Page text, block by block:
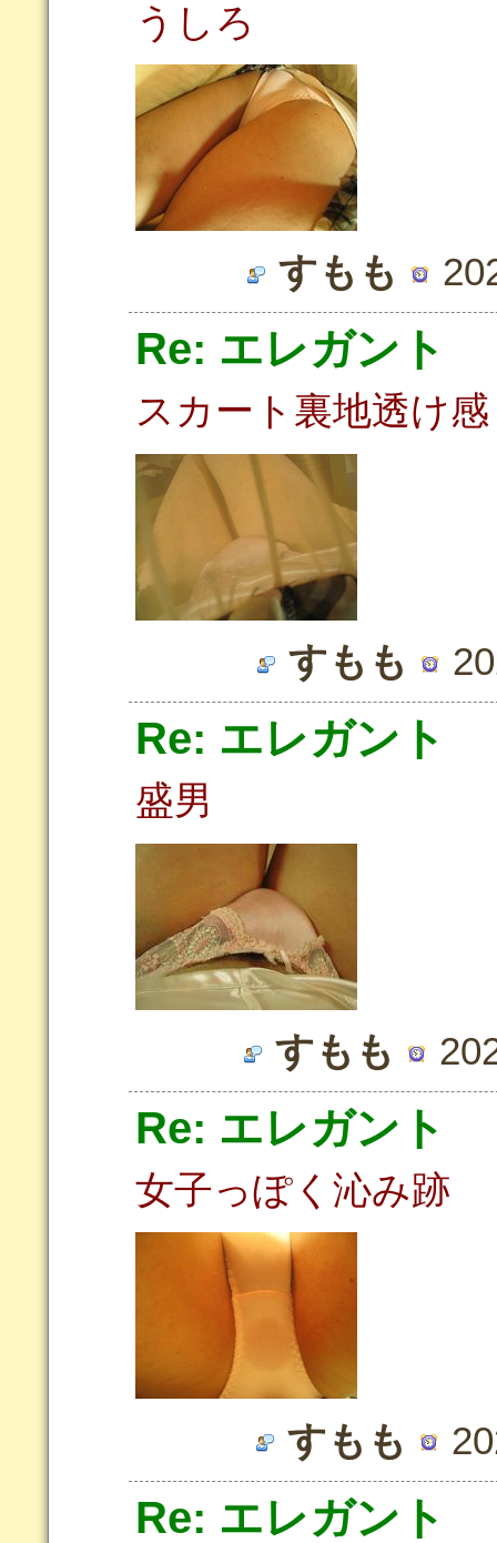
うしろ
すもも
Re: エレガント
スカート裏地透け感
すもも
Re: エレガント
盛男
すもも
Re: エレガント
女子っぽく沁み跡
すもも
Re: エレガント